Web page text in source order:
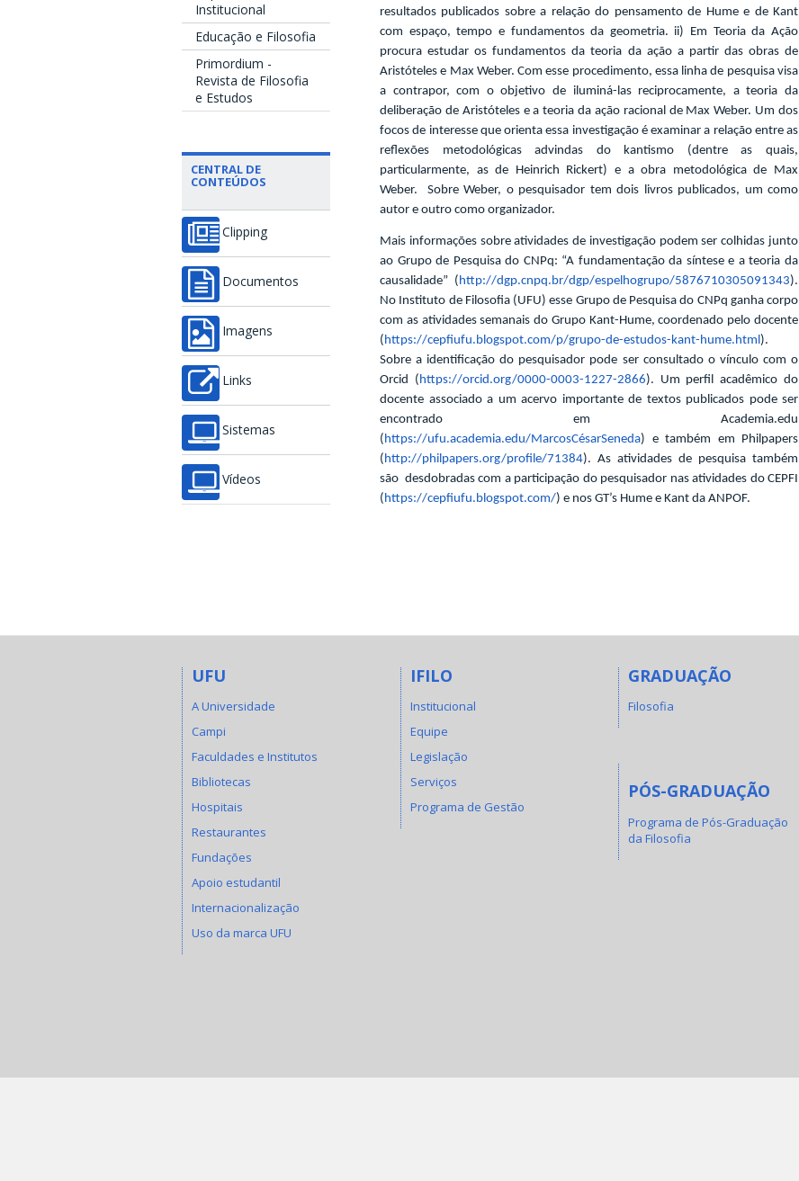
Institucional
Educação e Filosofia
Primordium -
Revista de Filosofia
e Estudos
CENTRAL DE
CONTEÚDOS
Clipping
Documentos
Imagens
Links
Sistemas
Vídeos
resultados publicados sobre a relação do pensamento de Hume e de Kant
com espaço, tempo e fundamentos da geometria. ii) Em Teoria da Ação
procura estudar os fundamentos da teoria da ação a partir das obras de
Aristóteles e Max Weber. Com esse procedimento, essa linha de pesquisa visa
a contrapor, com o objetivo de iluminá-las reciprocamente, a teoria da
deliberação de Aristóteles e a teoria da ação racional de Max Weber. Um dos
focos de interesse que orienta essa investigação é examinar a relação entre as
reflexões metodológicas advindas do kantismo (dentre as quais,
particularmente, as de Heinrich Rickert) e a obra metodológica de Max
Weber. Sobre Weber, o pesquisador tem dois livros publicados, um como
autor e outro como organizador.
Mais informações sobre atividades de investigação podem ser colhidas junto
ao Grupo de Pesquisa do CNPq: “A fundamentação da síntese e a teoria da
causalidade” ( http://dgp.cnpq.br/dgp/espelhogrupo/5876710305091343).
No Instituto de Filosofia (UFU) esse Grupo de Pesquisa do CNPq ganha corpo
com as atividades semanais do Grupo Kant-Hume, coordenado pelo docente
( https://cepfiufu.blogspot.com/p/grupo-de-estudos-kant-hume.html ).
Sobre a identificação do pesquisador pode ser consultado o vínculo com o
Orcid ( https://orcid.org/0000-0003-1227-2866). Um perfil acadêmico do
docente associado a um acervo importante de textos publicados pode ser
encontrado em Academia.edu
( https://ufu.academia.edu/MarcosCésarSeneda) e também em Philpapers
( http://philpapers.org/profile/71384). As atividades de pesquisa também
são desdobradas com a participação do pesquisador nas atividades do CEPFI
( https://cepfiufu.blogspot.com/) e nos GT’s Hume e Kant da ANPOF.
UFU
A Universidade
Campi
Faculdades e Institutos
Bibliotecas
Hospitais
Restaurantes
Fundações
Apoio estudantil
Internacionalização
Uso da marca UFU
IFILO
Institucional
Equipe
Legislação
Serviços
Programa de Gestão
GRADUAÇÃO
Filosofia
PÓS-GRADUAÇÃO
Programa de Pós-Graduação
da Filosofia